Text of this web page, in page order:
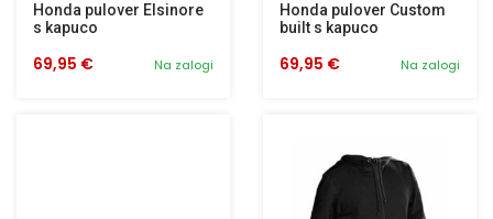
Honda pulover Elsinore
s kapuco
Na zalogi
69,95 €
Honda pulover Custom
built s kapuco
Na zalogi
69,95 €